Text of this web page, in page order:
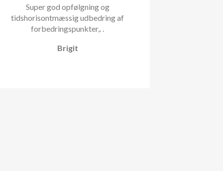
Super god opfølgning og
tidshorisontmæssig udbedring af
forbedringspunkter,. .
Brigit